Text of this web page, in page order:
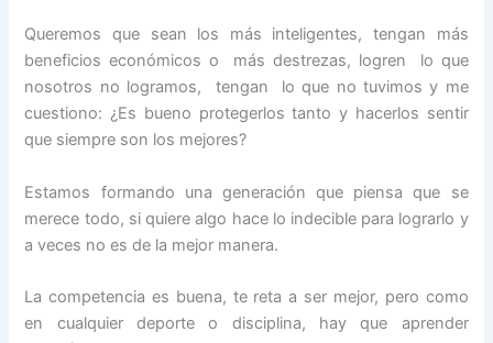
Queremos que sean los más inteligentes, tengan más
beneficios económicos o más destrezas, logren lo que
nosotros no logramos, tengan lo que no tuvimos y me
cuestiono: ¿Es bueno protegerlos tanto y hacerlos sentir
que siempre son los mejores?
Estamos formando una generación que piensa que se
merece todo, si quiere algo hace lo indecible para lograrlo y
a veces no es de la mejor manera.
La competencia es buena, te reta a ser mejor, pero como
en cualquier deporte o disciplina, hay que aprender